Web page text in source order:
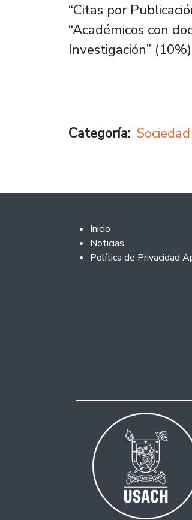
“Citas por
“Académicos con
Investigación”
Categoría Sociedad
Footer 2
Inicio
Noticias
Política de Privacidad